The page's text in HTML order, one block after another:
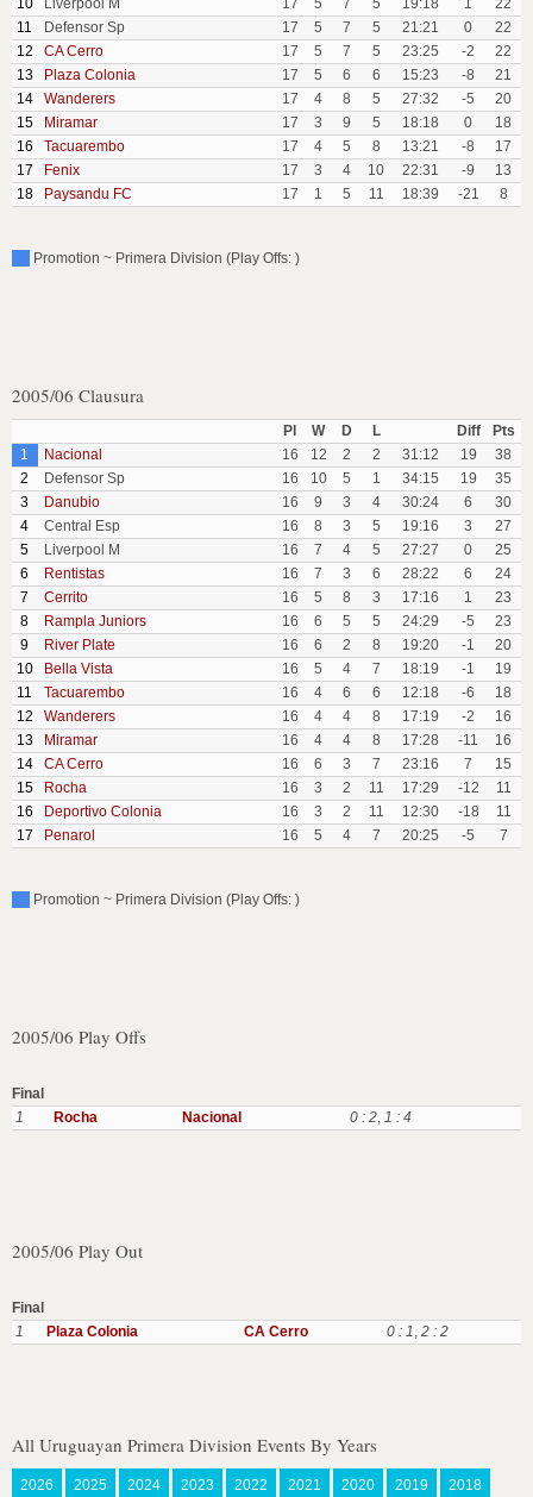
10
Liverpool M 17 5 7 5 19:18 1
22
11
Defensor Sp 17 5 7 5 21:21 0
22
12
CA Cerro 17 5 7 5 23:25 -2
22
13
Plaza Colonia 17 5 6 6 15:23 -8
21
14
Wanderers 17 4 8 5 27:32 -5
20
15
Miramar 17 3 9 5 18:18 0
18
16
Tacuarembo 17 4 5 8 13:21 -8
17
17
Fenix 17 3 4 10 22:31 -9
13
18
Paysandu FC 17 1 5 11 18:39 -21 8
Promotion ~ Primera Division (Play Offs: )
2005/06 Clausura
Pl W D L Diff
Pts
1
Nacional 16 12 2 2 31:12 19
38
2
Defensor Sp 16 10 5 1 34:15 19
35
3
Danubio 16 9 3 4 30:24 6
30
4
Central Esp 16 8 3 5 19:16 3
27
5
Liverpool M 16 7 4 5 27:27 0
25
6
Rentistas 16 7 3 6 28:22 6
24
7
Cerrito 16 5 8 3 17:16 1
23
8
Rampla Juniors 16 6 5 5 24:29 -5
23
9
River Plate 16 6 2 8 19:20 -1
20
10
Bella Vista 16 5 4 7 18:19 -1
19
11
Tacuarembo 16 4 6 6 12:18 -6
18
12
Wanderers 16 4 4 8 17:19 -2
16
13
Miramar 16 4 4 8 17:28 -11
16
14
CA Cerro 16 6 3 7 23:16 7
15
15
Rocha 16 3 2 11 17:29 -12
11
16
Deportivo Colonia 16 3 2 11 12:30 -18
11
17
Penarol 16 5 4 7 20:25 -5 7
Promotion ~ Primera Division (Play Offs: )
2005/06 Play Offs
Final
1
Rocha Nacional 0 : 2, 1 : 4
2005/06 Play Out
Final
1
Plaza Colonia CA Cerro 0 : 1, 2 : 2
All Uruguayan Primera Division Events By Years
2026 2025 2024 2023 2022 2021 2020 2019 2018